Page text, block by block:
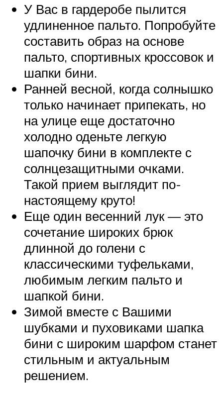
У Вас в гардеробе пылится
удлиненное пальто. Попробуйте
составить образ на основе
пальто, спортивных кроссовок и
шапки бини.
Ранней весной, когда солнышко
только начинает припекать, но
на улице еще достаточно
холодно оденьте легкую
шапочку бини в комплекте с
солнцезащитными очками.
Такой прием выглядит по-
настоящему круто!
Еще один весенний лук — это
сочетание широких брюк
длинной до голени с
классическими туфельками,
любимым легким пальто и
шапкой бини.
Зимой вместе с Вашими
шубками и пуховиками шапка
бини с широким шарфом станет
стильным и актуальным
решением.